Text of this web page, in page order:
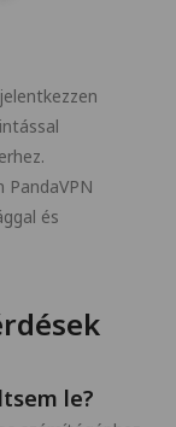
PandaVPN
és
le?